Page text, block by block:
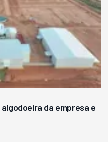
da empresa e